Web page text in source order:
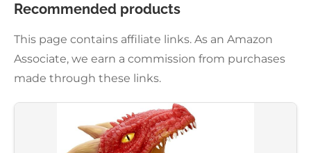
Recommended products
This page contains affiliate links. As an Amazon
Associate, we earn a commission from purchases
made through these links.